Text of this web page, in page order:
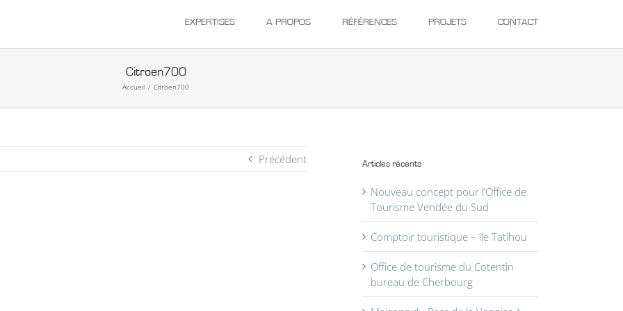
EXPERTISES A PROPOS RÉFÉRENCES PROJETS CONTACT
Citroen700
Accueil / Citroen700
Précédent Articles récents
Nouveau concept pour l’Office de
Tourisme Vendée du Sud
Comptoir touristique – île Tatihou
Office de tourisme du Cotentin
bureau de Cherbourg